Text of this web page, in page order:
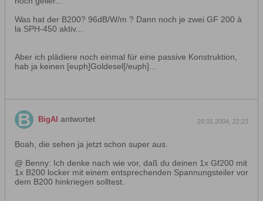
Was hat der B200? 96dB/W/m ? Dann noch je zwei GF 200 à
la SPH-450 aktiv...
Aber ich plädiere noch einmal für eine passive Konstruktion,
hab ja keinen [euph]Goldesel[/euph]...
BigAl antwortet 29.01.2004, 22:23
Boah, die sehen ja jetzt schon super aus.
@ Benny: Ich denke nach wie vor, daß du deinen 1x Gf200 mit
1x B200 locker mit einem entsprechenden Spannungsteiler vor
dem B200 hinkriegen solltest.